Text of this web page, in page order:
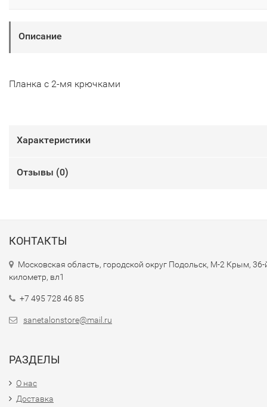
Описание
Планка с 2-мя крючками
Характеристики
Отзывы (0)
КОНТАКТЫ
Московская область, городской округ Подольск, М-2 Крым, 36-
километр, вл1
+7 495 728 46 85
sanetalonstore@mail.ru
РАЗДЕЛЫ
О нас
Доставка